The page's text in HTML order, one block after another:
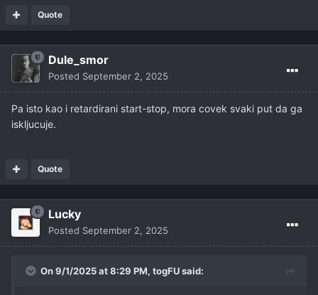
Quote
Dule_smor
Posted September 2, 2025
Pa isto kao i retardirani start-stop, mora covek svaki put da ga
iskljucuje.
Quote
Lucky
Posted September 2, 2025
On 9/1/2025 at 8:29 PM, togFUsaid: